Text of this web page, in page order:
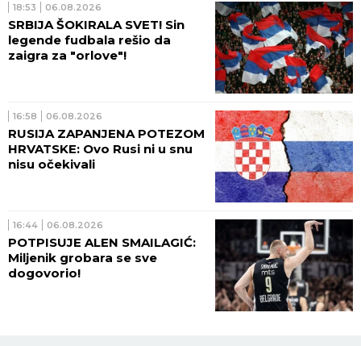
18:53 06.08.2026
SRBIJA ŠOKIRALA SVET! Sin
legende fudbala rešio da
zaigra za "orlove"!
16:58 06.08.2026
RUSIJA ZAPANJENA POTEZOM
HRVATSKE: Ovo Rusi ni u snu
nisu očekivali
16:44 06.08.2026
POTPISUJE ALEN SMAILAGIĆ:
Miljenik grobara se sve
dogovorio!